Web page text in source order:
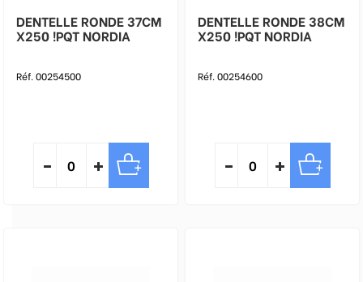
DENTELLE RONDE 37CM
X250 !PQT NORDIA
Réf. 00254500
DENTELLE RONDE 38CM
X250 !PQT NORDIA
Réf. 00254600